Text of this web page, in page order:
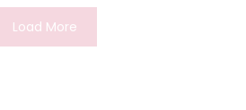
Load More